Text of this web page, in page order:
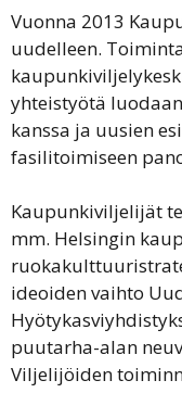
Vuonna 2013
uudelleen.
yhteistyötä
kanssa ja uusien
fasilitoimiseen
Kaupunkiviljelijät
mm. Helsingin
ideoiden vaihto
puutarha-alan
Viljelijöiden